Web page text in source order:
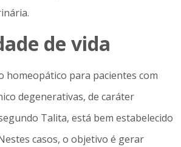
de vida
homeopático para pacientes com
degenerativas, de caráter
Talita, está bem estabelecido
casos, o objetivo é gerar